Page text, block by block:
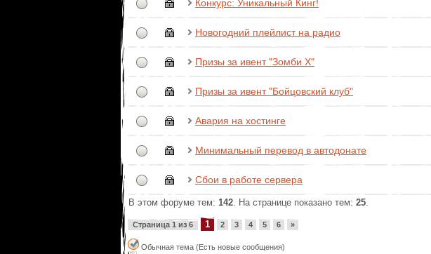
Конкурс: Уникальный Кинг!
Новогодний плейлист на радио
Призы за ивент "Зомби Х"
Призы за ивент "Бойцовский клуб"
Авария на хостинге
Минимальный перевод в автодонате
Сбои в работе сервера
В этом форуме тем: 142. На странице показано тем: 25.
Страница 1 из 6 1 2 3 4 5 6 »
Обычная тема (Есть новые сообщения)